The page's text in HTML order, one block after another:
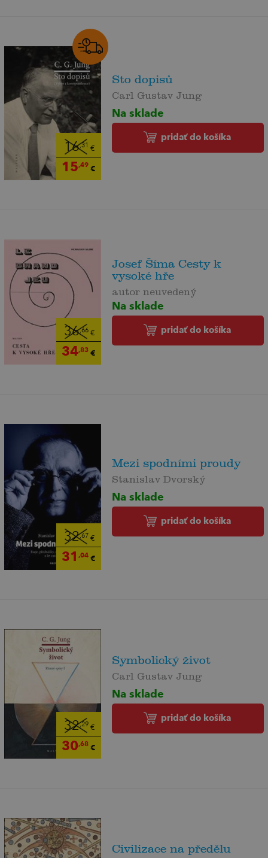
16,31 €
15,49 €
Sto dopisů
Carl Gustav Jung
Na sklade
pridať do košíka
36,66€
34,83€
Josef Šíma Cesty k
vysoké hře
autor neuvedený
Na sklade
pridať do košíka
32,67 €
31 ,04€
Mezi spodními proudy
Stanislav Dvorský
Na sklade
pridať do košíka
32,29 €
30,68€
Symbolický život
Carl Gustav Jung
Na sklade
pridať do košíka
Civilizace na předělu